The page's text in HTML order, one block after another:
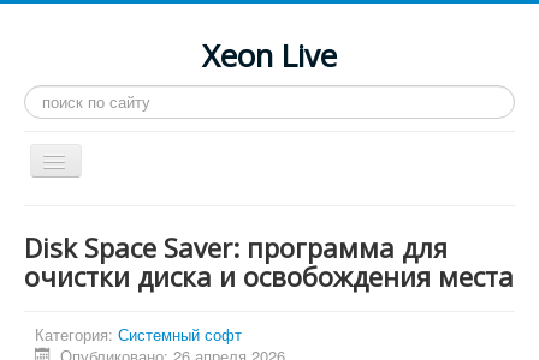
Xeon Live
Искать...
Toggle
Navigation
LGA 2011-3
Процессоры
Disk Space Saver: программа для
очистки диска и освобождения места
Категория: Системный софт